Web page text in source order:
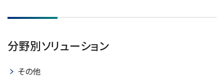
分野別ソリューション
その他